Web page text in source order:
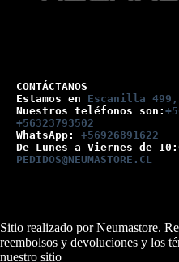
CONTÁCTANOS
Estamos en Escanilla 499,
Nuestros teléfonos son:
+56323793502
WhatsApp: +56926891622
De Lunes a Viernes de
PEDIDOS@NEUMASTORE.CL
Sitio realizado por Neumastore.
reembolsos y devoluciones y los
nuestro sitio